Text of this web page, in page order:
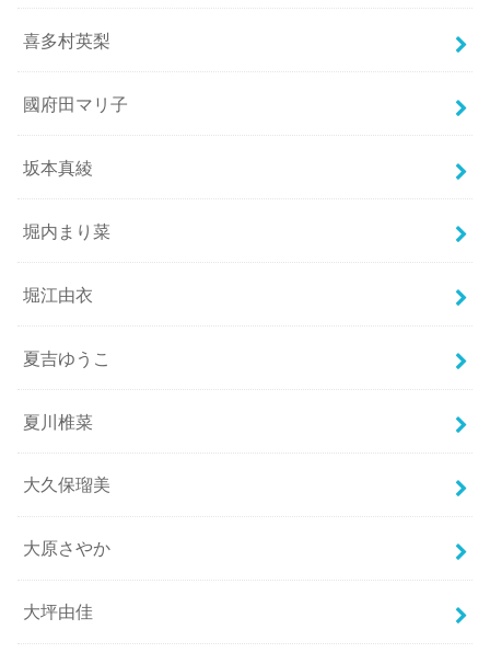
喜多村英梨
國府田マリ子
坂本真綾
堀内まり菜
堀江由衣
夏吉ゆうこ
夏川椎菜
大久保瑠美
大原さやか
大坪由佳